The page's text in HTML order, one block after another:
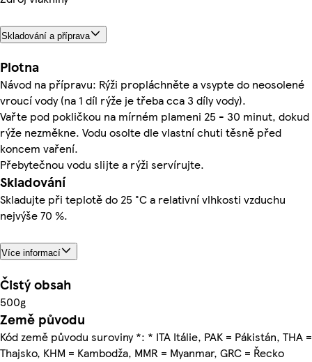
Skladování a příprava
Plotna
Návod na přípravu: Rýži propláchněte a vsypte do neosolené
vroucí vody (na 1 díl rýže je třeba cca 3 díly vody).
Vařte pod pokličkou na mírném plameni 25 - 30 minut, dokud
rýže nezměkne. Vodu osolte dle vlastní chuti těsně před
koncem vaření.
Přebytečnou vodu slijte a rýži servírujte.
Skladování
Skladujte při teplotě do 25 °C a relativní vlhkosti vzduchu
nejvýše 70 %.
Více informací
Čistý obsah
500g
Země původu
Kód země původu suroviny *: * ITA Itálie, PAK = Pákistán, THA =
Thajsko, KHM = Kambodža, MMR = Myanmar, GRC = Řecko